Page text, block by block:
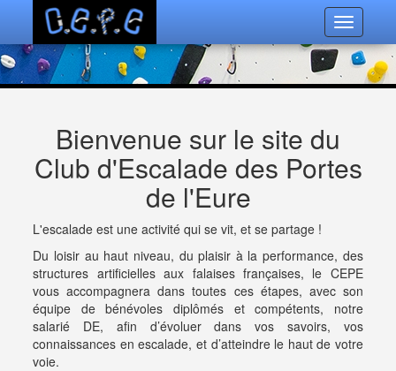
Toggle
Bienvenue sur le site du
Club d'Escalade des Portes
de l'Eure
L'escalade est une activité qui se vit, et se partage !
Du loisir au haut niveau, du plaisir à la performance, des
structures artificielles aux falaises françaises, le CEPE
vous accompagnera dans toutes ces étapes, avec son
équipe de bénévoles diplômés et compétents, notre
salarié DE, afin d’évoluer dans vos savoirs, vos
connaissances en escalade, et d’atteindre le haut de votre
voie.